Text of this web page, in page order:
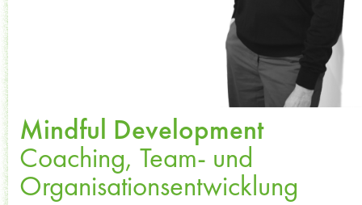
Mindful Development
Coaching, Team- und
Organisationsentwicklung